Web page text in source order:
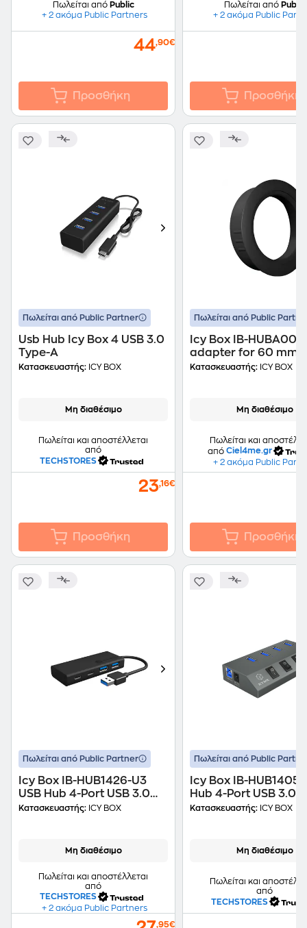
Πωλείται από Public
+ 2 ακόμα Public Partners
44,90€
Προσθήκη
Πωλείται από Public
+ 2 ακόμα Public
Προσθήκη
Πωλείται από Public Partner
Usb Hub Icy Box 4 USB 3.0
Type-A
Κατασκευαστής: ICY BOX
Μη διαθέσιμο
Πωλείται και αποστέλλεται
από
TECHSTORES
23,16€
Προσθήκη
Πωλείται από Public
Icy Box IB-HUBA001
adapter for 60 mm
USB Hub to 80 mm
Κατασκευαστής: ICY BOX
Μη διαθέσιμο
Πωλείται και
από Ciel4me.gr
+ 2 ακόμα Public
Προσθήκη
Πωλείται από Public Partner
Icy Box IB-HUB1426-U3
USB Hub 4-Port USB 3.0
συμβατό με USB-A
Κατασκευαστής: ICY BOX
Μη διαθέσιμο
Πωλείται και αποστέλλεται
από
TECHSTORES
+ 2 ακόμα Public Partners
,95€
Πωλείται από Public
Icy Box IB-HUB1405
Hub 4-Port USB 3.0
συμβατό με USB-A
Κατασκευαστής: ICY BOX
Μη διαθέσιμο
Πωλείται και
από
TECHSTORES